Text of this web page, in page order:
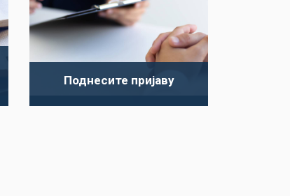
Поднесите пријаву